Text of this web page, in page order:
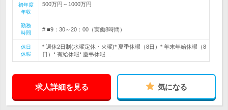
初年度
年収
500万円～1000万円
勤務
時間
# ■9：30～20：00（実働8時間）
休日
休暇
* 週休2日制(水曜定休・火曜)* 夏季休暇（8日）* 年末年始休暇（8
日）* 有給休暇* 慶弔休暇…
求人詳細を見る 気になる